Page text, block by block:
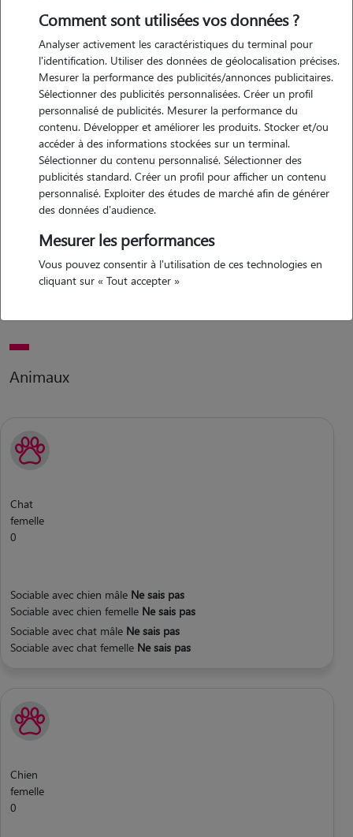
Motivation
hello, je m'appelle karina, Évidemment j'adore les animaux, en
particulier les chiens, les chats et les chevaux). j'ai un un petit chien
(shi-tzu) et une chatte. j'adore les animaux et j'aimerais pouvoir
passer plus de temps avec eux !
Expérience
plus jeune j'ai toujours vécue avec des chiens et une fois
et après avoir préparé mon appartement à accueillir un animal, j'ai
Animaux
Chat
femelle
0
Sociable avec chien mâle Ne sais pas
Sociable avec chien femelle Ne sais pas
Sociable avec chat mâle Ne sais pas
Sociable avec chat femelle Ne sais pas
Chien
femelle
0
Comment sont utilisées vos données ?
Analyser activement les caractéristiques du terminal pour
l'identification. Utiliser des données de géolocalisation précises.
Mesurer la performance des publicités/annonces publicitaires.
Sélectionner des publicités personnalisées. Créer un profil
personnalisé de publicités. Mesurer la performance du
contenu. Développer et améliorer les produits. Stocker et/ou
accéder à des informations stockées sur un terminal.
Sélectionner du contenu personnalisé. Sélectionner des
publicités standard. Créer un profil pour afficher un contenu
personnalisé. Exploiter des études de marché afin de générer
des données d'audience.
Mesurer les performances
Vous pouvez consentir à l'utilisation de ces technologies en
cliquant sur « Tout accepter »